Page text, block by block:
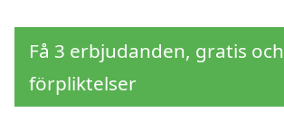
Få 3 erbjudanden, gratis
förpliktelser